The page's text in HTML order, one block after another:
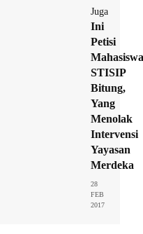
Juga
Ini
Petisi
Mahasiswa
STISIP
Bitung,
Yang
Menolak
Intervensi
Yayasan
Merdeka
28
FEB
2017